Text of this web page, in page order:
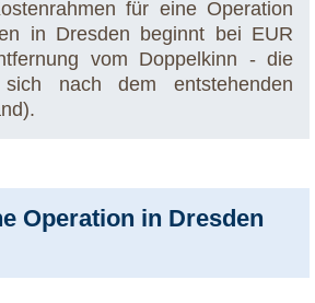
für eine Operation
in Dresden beginnt bei EUR
vom Doppelkinn - die
nach dem entstehenden
Operation in Dresden